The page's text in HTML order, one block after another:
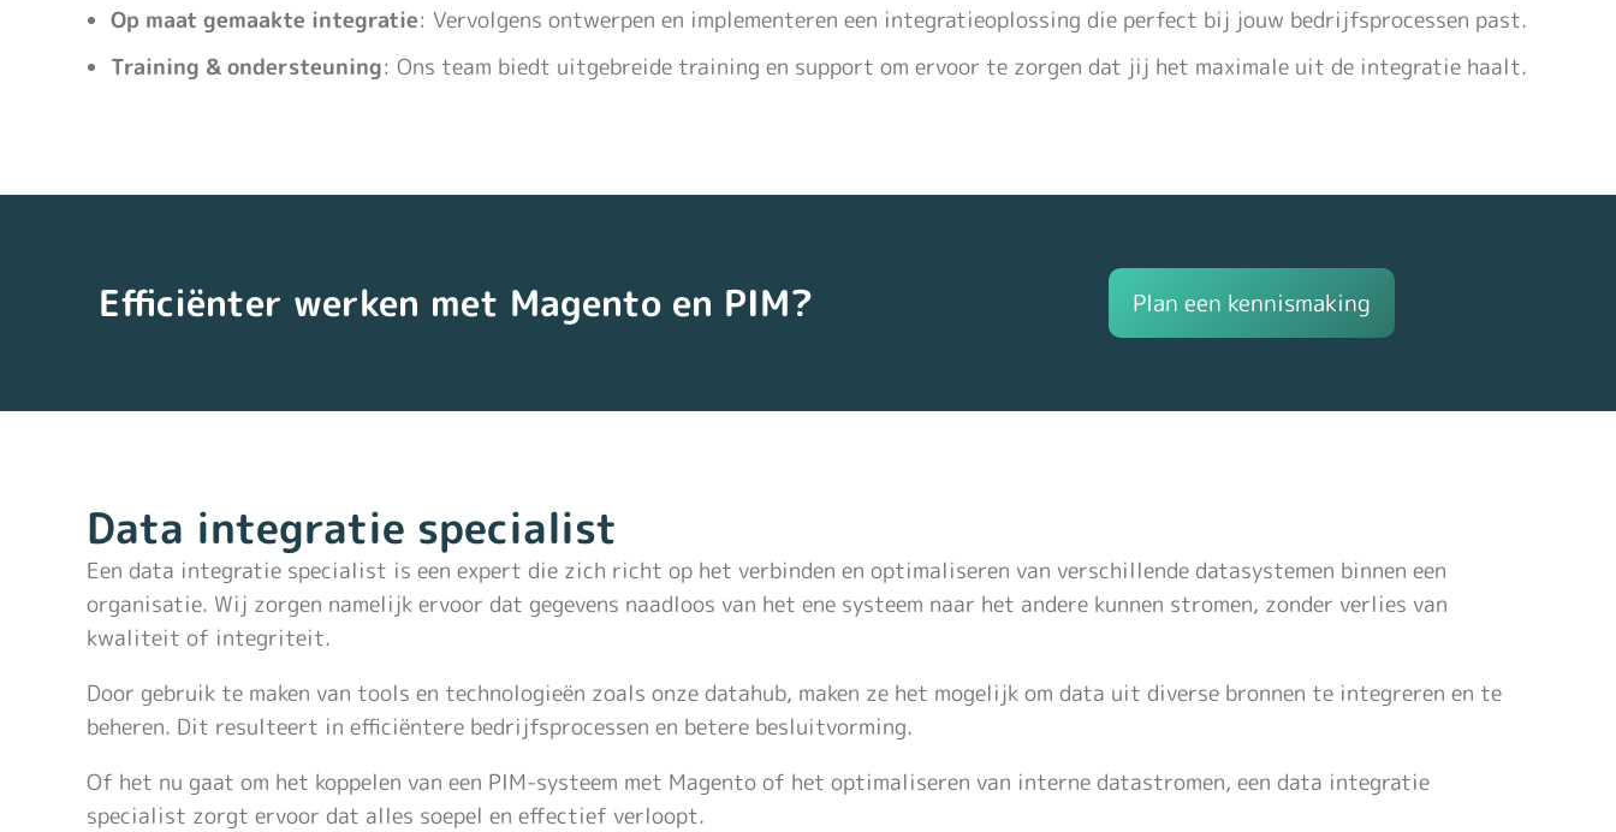
Op maat gemaakte integratie: Vervolgens ontwerpen en implementeren een integratieoplossing die perfect bij jouw bedrijfsprocessen past.
Training & ondersteuning: Ons team biedt uitgebreide training en support om ervoor te zorgen dat jij het maximale uit de integratie haalt.
Efficiënter werken met Magento en PIM? Plan een kennismaking
Data integratie specialist
Een data integratie specialist is een expert die zich richt op het verbinden en optimaliseren van verschillende datasystemen binnen een
organisatie. Wij zorgen namelijk ervoor dat gegevens naadloos van het ene systeem naar het andere kunnen stromen, zonder verlies van
kwaliteit of integriteit.
Door gebruik te maken van tools en technologieën zoals onze datahub, maken ze het mogelijk om data uit diverse bronnen te integreren en te
beheren. Dit resulteert in efficiëntere bedrijfsprocessen en betere besluitvorming.
Of het nu gaat om het koppelen van een PIM-systeem met Magento of het optimaliseren van interne datastromen, een data integratie
specialist zorgt ervoor dat alles soepel en effectief verloopt.